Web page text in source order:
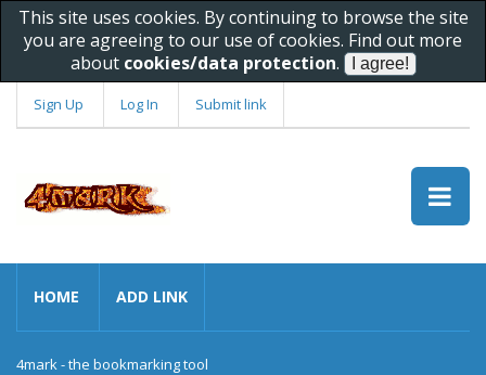
This site uses cookies. By continuing to browse the site
you are agreeing to our use of cookies. Find out more
about cookies/data protection.
Sign Up Log In Submit link
HOME ADD LINK
4mark - the bookmarking tool